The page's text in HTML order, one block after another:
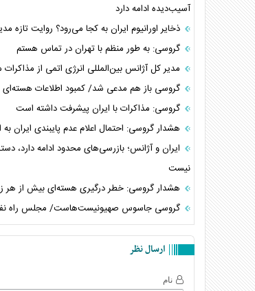
آسیب‌دیده ادامه دارد
ذخایر اورانیوم ایران به کجا می‌رود؟ روایت تازه
گروسی: به طور منظم با تهران در تماس هستم
مدیر کل آژانس بین‌المللی انرژی اتمی از
گروسی باز هم مدعی شد/ کمبود اطلاعات هسته‌ای
گروسی: مذاکرات با ایران پیشرفت داشته است
هشدار گروسی: احتمال اعلام عدم پایبندی ایران
ایران و آژانس؛ بازرسی‌های محدود ادامه دارد،
نیست
هشدار گروسی: خطر درگیری هسته‌ای بیش از هر
گروسی جاسوس صهیونیست‌هاست/ مجلس راه
ارسال نظر
نام